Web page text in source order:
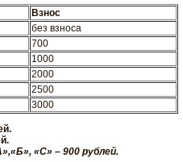
Взнос
без взноса
700
1000
2000
2500
3000
«С» – 900 рублей.